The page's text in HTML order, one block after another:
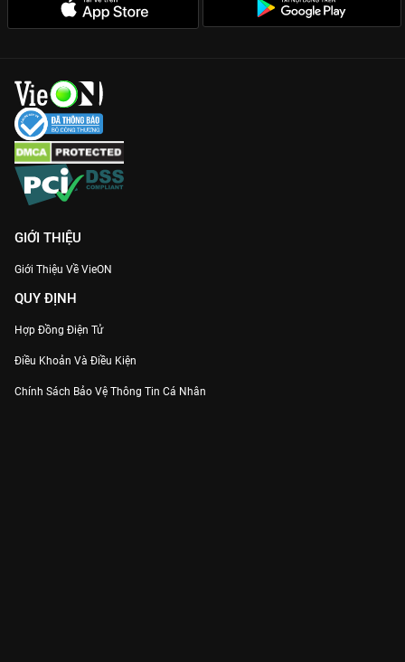
GIỚI THIỆU
Giới Thiệu Về VieON
QUY ĐỊNH
Hợp Đồng Điện Tử
Điều Khoản Và Điều Kiện
Chính Sách Bảo Vệ Thông Tin Cá Nhân